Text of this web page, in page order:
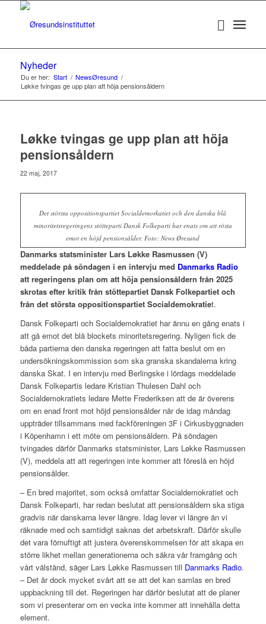
Nyheder
Du er her: Start / NewsØresund /
Løkke tvingas ge upp plan att höja pensionsåldern
Løkke tvingas ge upp plan att höja
pensionsåldern
22 maj, 2017
Det största oppositionspartiet Socialdemorkatiet och den danska blå
minoritetsregeringens stötteparti Dansk Folkeparti har enats om att rösta
emot en höjd pensionsålder. Foto: News Øresund
Danmarks statsminister Lars Løkke Rasmussen (V)
meddelade på söndagen i en intervju med Danmarks Radio
att regeringens plan om att höja pensionsåldern från 2025
skrotas efter kritik från stöttepartiet Dansk Folkepartiet och
från det största oppositionspartiet Socialdemokratiet.
Dansk Folkeparti och Socialdemokratiet har ännu en gång enats i
att gå emot det blå blockets minoritetsregering. Nyligen fick de
båda partierna den danska regeringen att fatta beslut om en
undersökningskommission som ska granska skandalerna kring
danska Skat. I en intervju med Berlingske i lördags meddelade
Dansk Folkepartis ledare Kristian Thulesen Dahl och
Socialdemokratiets ledare Mette Frederiksen att de är överens
om en enad front mot höjd pensionsålder när de idag måndag
uppträder tillsammans med fackföreningen 3F i Cirkusbyggnaden
i Köpenhamn i ett möte om pensionsåldern. På söndagen
tvingades därför Danmarks statsminister, Lars Løkke Rasmussen
(V), meddela att att regeringen inte kommer att föreslå en höjd
pensionsålder.
– En bred majoritet, som också omfattar Socialdemokratiet och
Dansk Folkeparti, har redan beslutat att pensionsåldern ska stiga
gradvis när danskarna lever längre. Idag lever vi längre än vi
räknade med och samtidigt saknas det arbetskraft. Därför skulle
det vara förnuftigt att justera överenskommelsen för att skapa en
större likhet mellan generationerna och säkra vår framgång och
vårt välstånd, säger Lars Løkke Rasmussen till Danmarks Radio.
– Det är dock mycket svårt att se att det kan samlas en bred
uppbackning till det. Regeringen har därför beslutat att de planer
som vi presenterar om en vecka inte kommer att innehålla detta
element.